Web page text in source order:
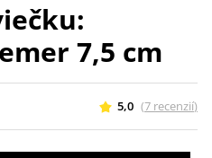
7,5 cm
5,0 (7 recenzií)